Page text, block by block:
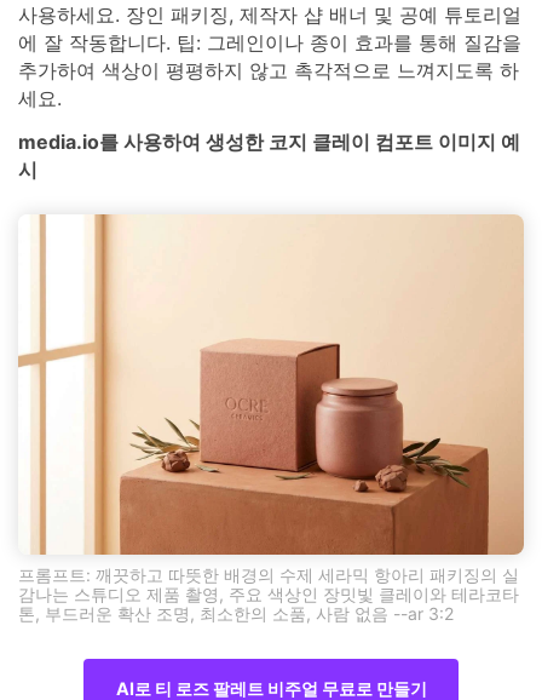
사용하세요. 장인 패키징, 제작자 샵 배너 및 공예 튜토리얼
에 잘 작동합니다. 팁: 그레인이나 종이 효과를 통해 질감을
추가하여 색상이 평평하지 않고 촉각적으로 느껴지도록 하
세요.
media.io를 사용하여 생성한 코지 클레이 컴포트 이미지 예
시
프롬프트: 깨끗하고 따뜻한 배경의 수제 세라믹 항아리 패키징의 실
감나는 스튜디오 제품 촬영, 주요 색상인 장밋빛 클레이와 테라코타
톤, 부드러운 확산 조명, 최소한의 소품, 사람 없음 --ar 3:2
AI로 티 로즈 팔레트 비주얼 무료로 만들기